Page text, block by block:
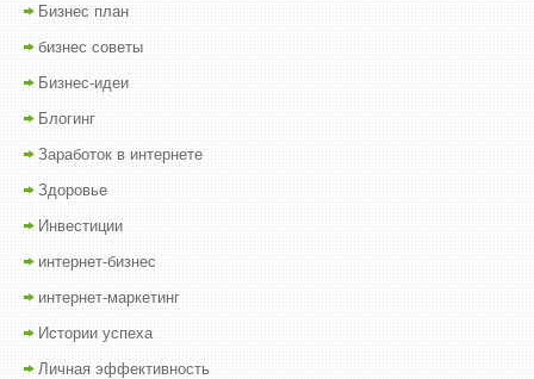
Бизнес план
бизнес советы
Бизнес-идеи
Блогинг
Заработок в интернете
Здоровье
Инвестиции
интернет-бизнес
интернет-маркетинг
Истории успеха
Личная эффективность